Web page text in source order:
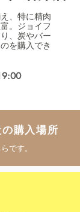
、特に精肉
。ジョイフ
、炭やバー
を購入でき
購入場所
です。